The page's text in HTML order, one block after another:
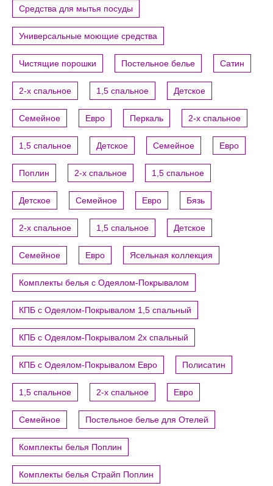
Средства для мытья посуды
Универсальные моющие средства
Чистящие порошки Постельное белье Сатин
2-х спальное 1,5 спальное Детское
Семейное Евро Перкаль 2-х спальное
1,5 спальное Детское Семейное Евро
Поплин 2-х спальное 1,5 спальное
Детское Семейное Евро Бязь
2-х спальное 1,5 спальное Детское
Семейное Евро Ясельная коллекция
Комплекты белья с Одеялом-Покрывалом
КПБ с Одеялом-Покрывалом 1,5 спальный
КПБ с Одеялом-Покрывалом 2х спальный
КПБ с Одеялом-Покрывалом Евро Полисатин
1,5 спальное 2-х спальное Евро
Семейное Постельное белье для Отелей
Комплекты белья Поплин
Комплекты белья Страйп Поплин